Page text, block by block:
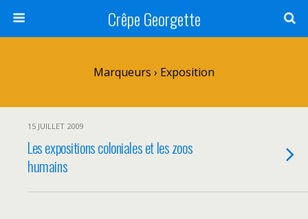
Crêpe Georgette
Marqueurs › Exposition
15 JUILLET 2009
Les expositions coloniales et les zoos
humains